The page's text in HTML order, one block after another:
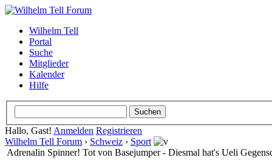
Wilhelm Tell
Portal
Suche
Mitglieder
Kalender
Hilfe
Hallo, Gast! Anmelden Registrieren
Wilhelm Tell Forum › Schweiz › Sport
Adrenalin Spinner! Tot von Basejumper - Diesmal hat's Ueli